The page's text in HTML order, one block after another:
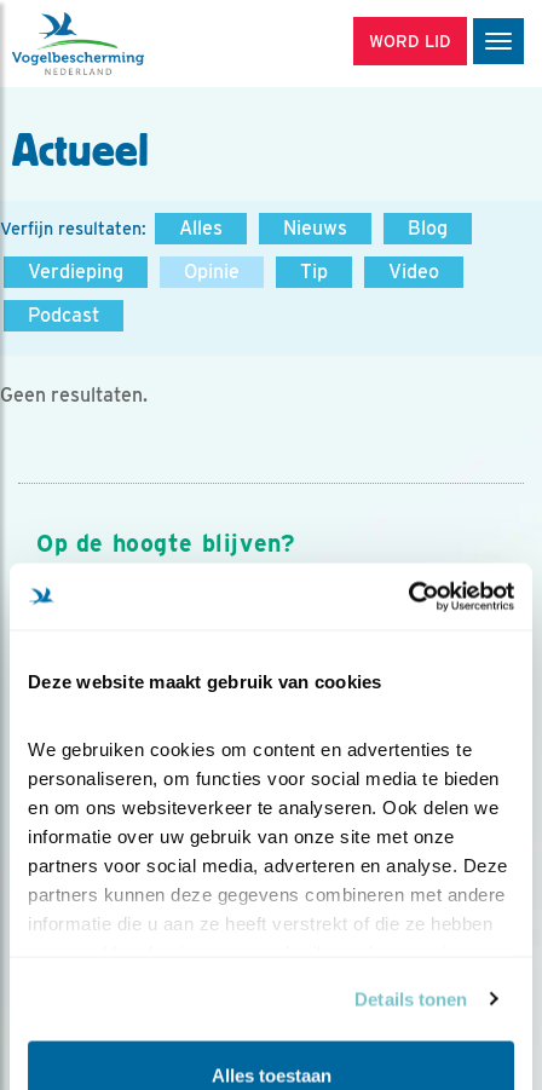
Deze website maakt gebruik van cookies
We gebruiken cookies om content en advertenties te
personaliseren, om functies voor social media te bieden
en om ons websiteverkeer te analyseren. Ook delen we
informatie over uw gebruik van onze site met onze
partners voor social media, adverteren en analyse. Deze
partners kunnen deze gegevens combineren met andere
informatie die u aan ze heeft verstrekt of die ze hebben
Details tonen
Alles toestaan
WORD LID
Actueel
Verfijn resultaten: Alles Nieuws
Blog
Verdieping
Opinie Tip
Video
Podcast
Geen resultaten.
Op de hoogte blijven?
Meld je aan en ontvang nieuws, inspiratie, acties en tips
over vogels en activiteiten van Vogelbescherming.